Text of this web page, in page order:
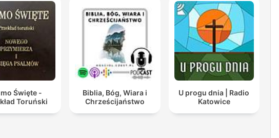
Święte -
Toruński
Biblia, Bóg, Wiara i
Chrześcijaństwo
U progu dnia | Radio
Katowice